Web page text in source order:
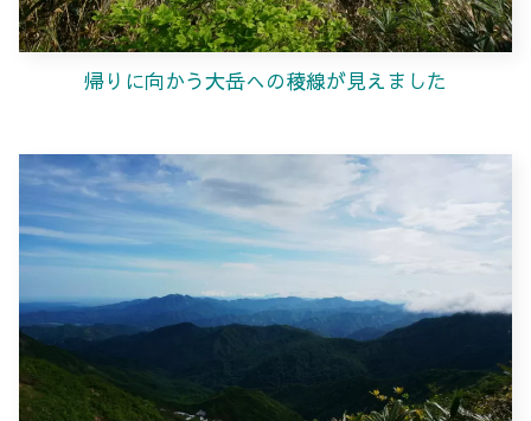
帰りに向かう大岳への稜線が見えました